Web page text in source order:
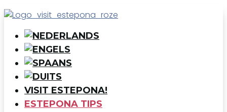
VISIT ESTEPONA!
ESTEPONA TIPS